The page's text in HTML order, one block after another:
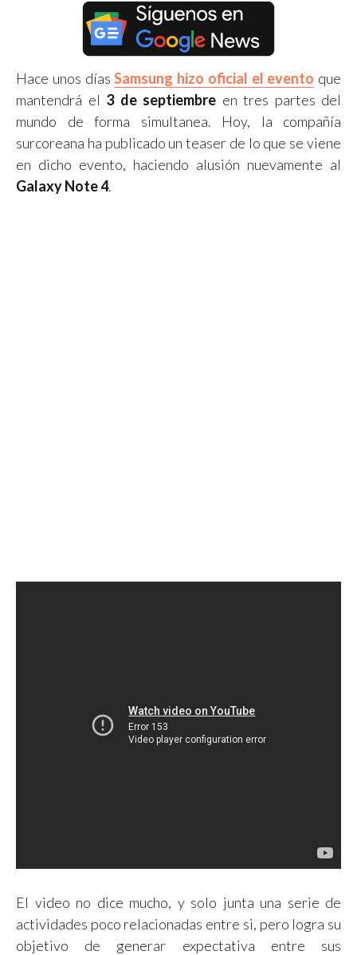
Hace unos días Samsung hizo oficial el evento que
mantendrá el 3 de septiembre en tres partes del
mundo de forma simultanea. Hoy, la compañía
surcoreana ha publicado un teaser de lo que se viene
en dicho evento, haciendo alusión nuevamente al
Galaxy Note 4.
El video no dice mucho, y solo junta una serie de
actividades poco relacionadas entre si, pero logra su
objetivo de generar expectativa entre sus